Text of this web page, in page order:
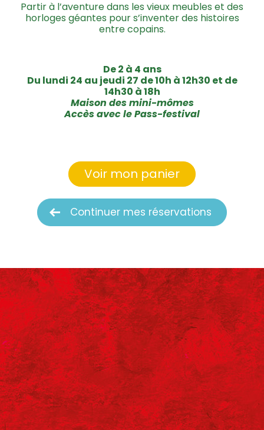
Partir à l’aventure dans les vieux meubles et des
horloges géantes pour s’inventer des histoires
entre copains.
De 2 à 4 ans
Du lundi 24 au jeudi 27 de 10h à 12h30 et de
14h30 à 18h
Maison des mini-mômes
Accès avec le Pass-festival
Continuer mes réservations
Voir mon panier